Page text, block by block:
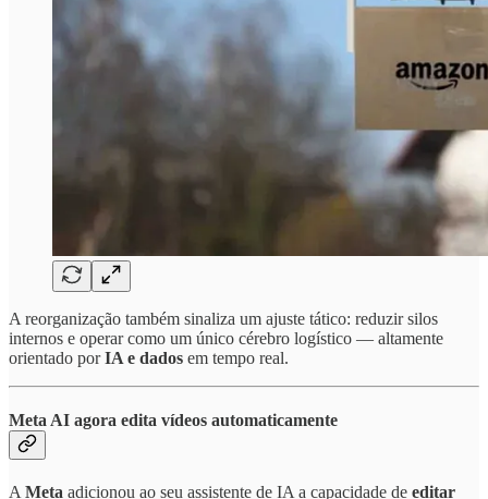
A reorganização também sinaliza um ajuste tático: reduzir silos
internos e operar como um único cérebro logístico — altamente
orientado porIA e dados em tempo real.
Meta AI agora edita vídeos automaticamente
A Meta adicionou ao seu assistente de IA a capacidade de editar